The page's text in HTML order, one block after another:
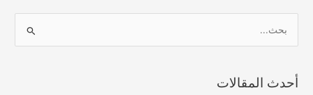
ح
أحدث المقالات